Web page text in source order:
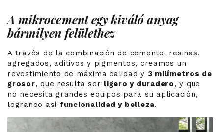
A mikrocement egy kiváló anyag
bármilyen felülethez
A través de la combinación de cemento, resinas,
agregados, aditivos y pigmentos, creamos un
revestimiento de máxima calidad y 3 milímetros de
grosor, que resulta ser ligero y duradero, y que
no necesita grandes equipos para su aplicación,
logrando así funcionalidad y belleza.